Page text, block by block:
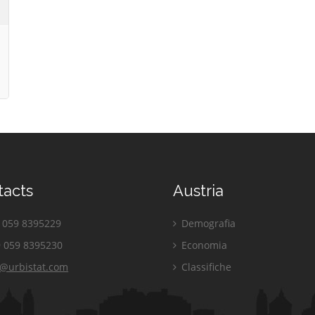
8395229
8395230
Austria
Demografia
Economia
Classifiche